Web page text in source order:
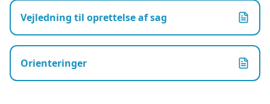
Vejledning til oprettelse af sag
Orienteringer